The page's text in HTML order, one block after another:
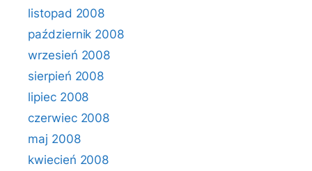
listopad 2008
październik 2008
wrzesień 2008
sierpień 2008
lipiec 2008
czerwiec 2008
maj 2008
kwiecień 2008